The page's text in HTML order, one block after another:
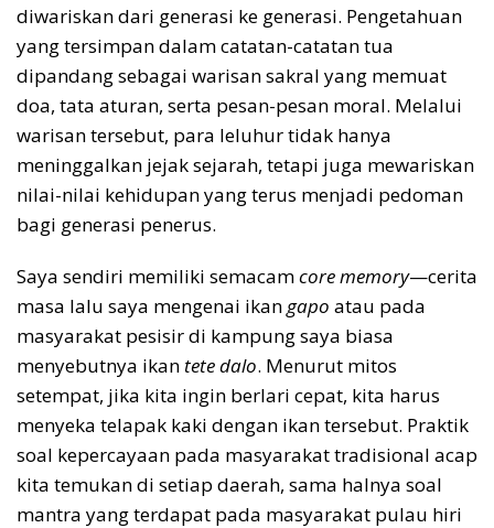
diwariskan dari generasi ke generasi. Pengetahuan
yang tersimpan dalam catatan-catatan tua
dipandang sebagai warisan sakral yang memuat
doa, tata aturan, serta pesan-pesan moral. Melalui
warisan tersebut, para leluhur tidak hanya
meninggalkan jejak sejarah, tetapi juga mewariskan
nilai-nilai kehidupan yang terus menjadi pedoman
bagi generasi penerus.
Saya sendiri memiliki semacamcore memory—cerita
masa lalu saya mengenai ikan gapo atau pada
masyarakat pesisir di kampung saya biasa
menyebutnya ikan tete dalo. Menurut mitos
setempat, jika kita ingin berlari cepat, kita harus
menyeka telapak kaki dengan ikan tersebut. Praktik
soal kepercayaan pada masyarakat tradisional acap
kita temukan di setiap daerah, sama halnya soal
mantra yang terdapat pada masyarakat pulau hiri